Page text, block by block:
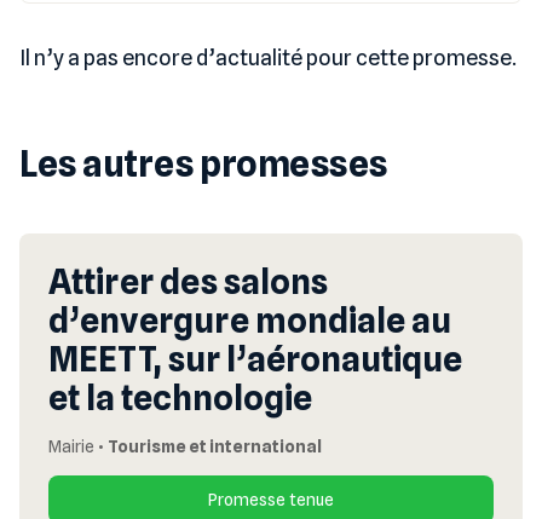
Il n’y a pas encore d’actualité pour cette promesse.
Les autres promesses
Attirer des salons
d’envergure mondiale au
MEETT, sur l’aéronautique
et la technologie
Mairie • Tourisme et international
Promesse tenue